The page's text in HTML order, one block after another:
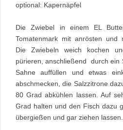
optional: Kapernäpfel
Die Zwiebel in einem EL
Tomatenmark mit anrösten und
Die Zwiebeln weich kochen
pürieren, anschließend durch ein
Sahne auffüllen und etwas
abschmecken, die Salzzitrone
80 Grad abkühlen lassen. Auf
Grad halten und den Fisch dazu
übergießen und gar ziehen lassen.